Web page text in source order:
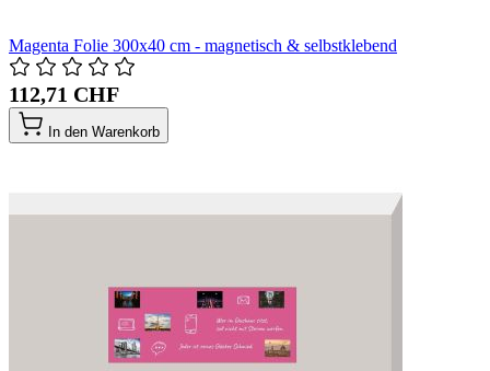
Magenta Folie 300x40 cm - magnetisch & selbstklebend
112,71 CHF
In den Warenkorb